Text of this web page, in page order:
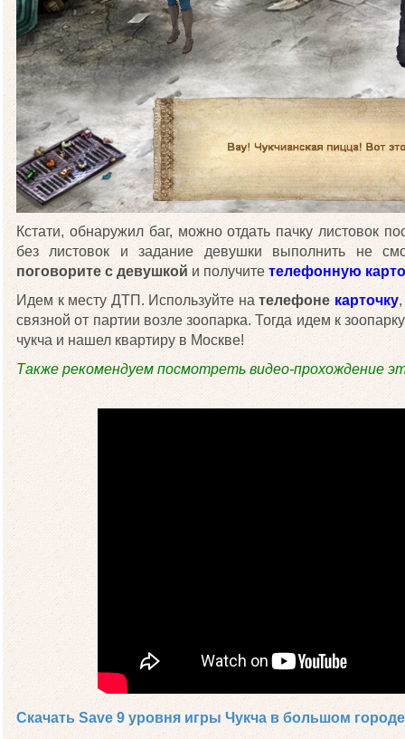
Кстати, обнаружил баг, можно отдать пачку листовок
без листовок и задание девушки выполнить не
поговорите с девушкой и получите телефонную
Идем к месту ДТП. Используйте нателефоне карточку
связной от партии возле зоопарка. Тогда идем к
чукча и нашел квартиру в Москве!
Также рекомендуем посмотреть видео-прохождение
Скачать Save 9 уровня игры Чукча в большом городе